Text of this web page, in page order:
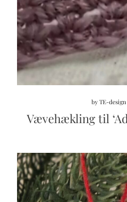
byTE-design
Vævehækling til